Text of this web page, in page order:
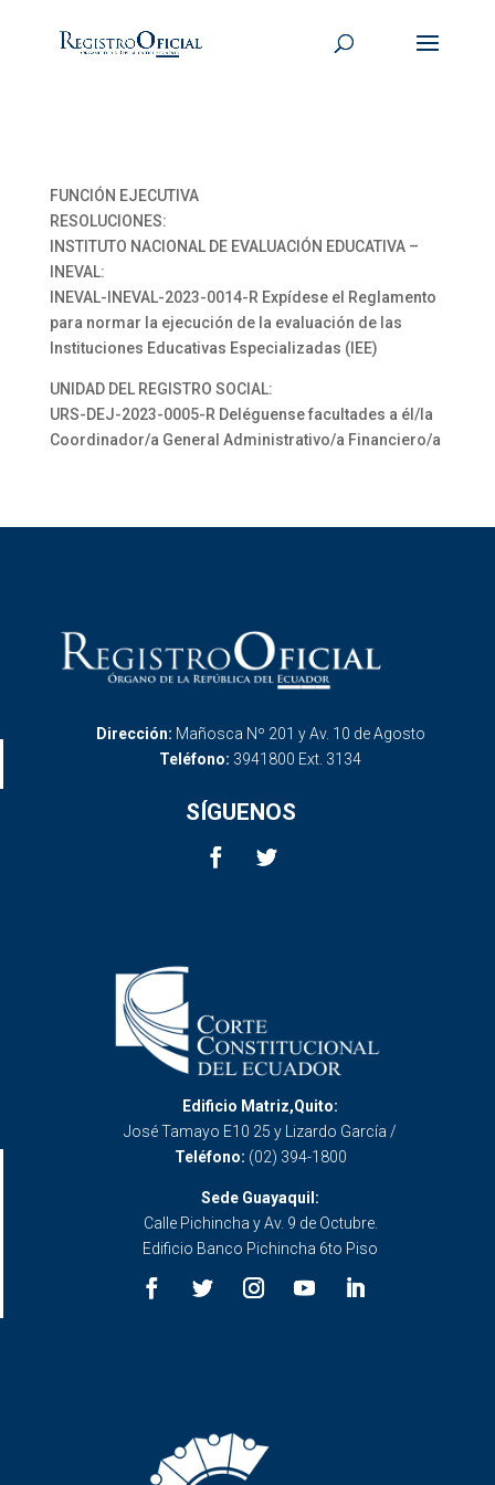
FUNCIÓN EJECUTIVA
RESOLUCIONES:
INSTITUTO NACIONAL DE EVALUACIÓN EDUCATIVA –
INEVAL:
INEVAL-INEVAL-2023-0014-R Expídese el Reglamento
para normar la ejecución de la evaluación de las
Instituciones Educativas Especializadas (IEE)
UNIDAD DEL REGISTRO SOCIAL:
URS-DEJ-2023-0005-R Deléguense facultades a él/la
Coordinador/a General Administrativo/a Financiero/a
Dirección: Mañosca Nº 201 y Av. 10 de Agosto
Teléfono: 3941800 Ext. 3134
SÍGUENOS
Edificio Matriz,Quito:
José Tamayo E10 25 y Lizardo García /
Teléfono: (02) 394-1800
Sede Guayaquil:
Calle Pichincha y Av. 9 de Octubre.
Edificio Banco Pichincha 6to Piso